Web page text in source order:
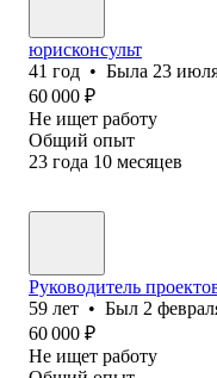
юрисконсульт
41 год • Была 23
60 000 ₽
Не ищет работу
Общий опыт
23 года 10 месяцев
Руководитель
59 лет • Был 2
60 000 ₽
Не ищет работу